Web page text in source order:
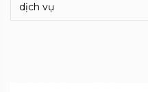
dịch vụ